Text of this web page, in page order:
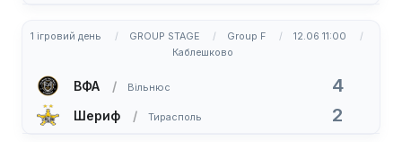
1 ігровий день GROUP STAGE Group F
12.06 11:00
Каблешково
ВФА Вільнюс 4
Шериф Тирасполь 2